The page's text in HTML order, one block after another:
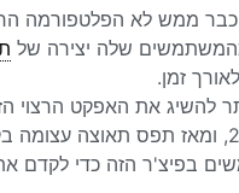
שלה יצירה של
זמן.
להשיג את האפקט הרצוי
נכנס לחיינו בנובמבר 2016,
בפיצ'ר הזה כדי לקדם